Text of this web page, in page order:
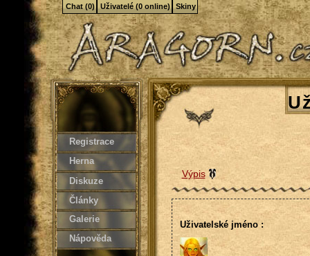
Registrace
Herna
Diskuze
Články
Galerie
Nápověda
Výpis
Uživatelské jméno :
Chat (0) Uživatelé (0 online) Skiny